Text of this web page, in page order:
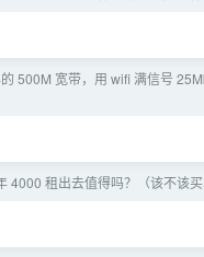
500M 宽带，用 wifi 满信号
4000 租出去值得吗？（该不该买